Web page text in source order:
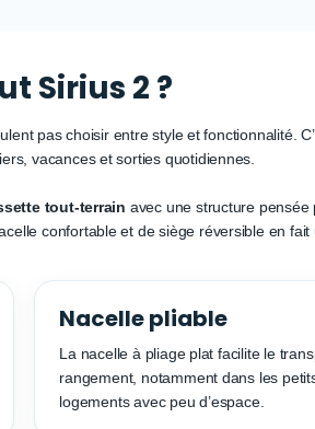
Sirius 2 ?
pas choisir entre style et fonctionnalité.
vacances et sorties quotidiennes.
tout-terrain avec une structure pensée
confortable et de siège réversible en
Nacelle pliable
La nacelle à pliage plat facilite le
rangement, notamment dans les
logements avec peu d’espace.